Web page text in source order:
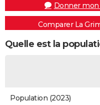
Donner mon
Comparer La
Quelle est la
Population (2023)